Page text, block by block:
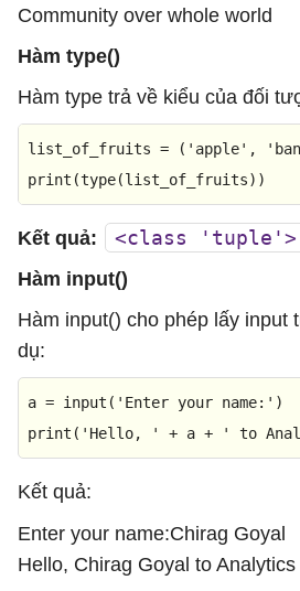
Community over whole world
Hàm type()
Hàm type trả về kiểu của đối
list_of_fruits = ( 'apple' ,
print (type(list_of_fruits))
Kết quả: <class 'tuple'>
Hàm input()
Hàm input() cho phép lấy input
dụ:
a = input ( 'Enter your name:'
print ( 'Hello, ' + a + ' to
Kết quả:
Enter your name:Chirag Goyal
Hello, Chirag Goyal to